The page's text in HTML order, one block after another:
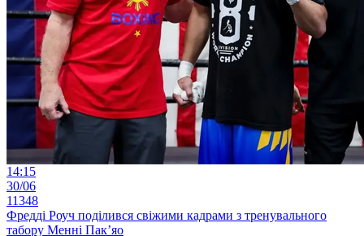
14:15
30/06
11348
Фредді Роуч поділився свіжими кадрами з тренувального
табору Менні Пак’яо